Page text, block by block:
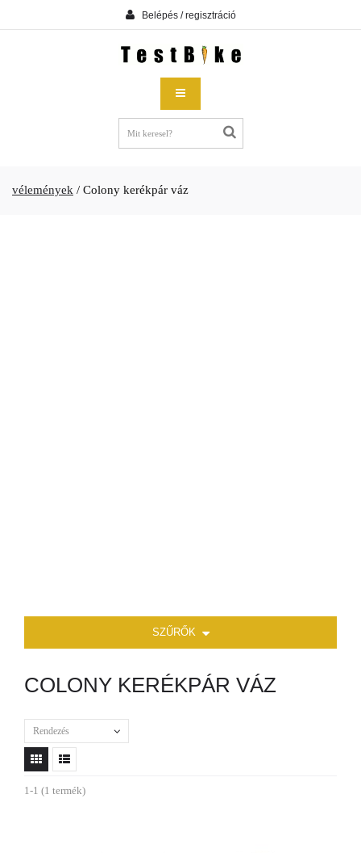
Belépés / regisztráció
vélemények / Colony kerékpár váz
SZŰRŐK
COLONY KERÉKPÁR VÁZ
Rendezés
1-1 (1 termék)